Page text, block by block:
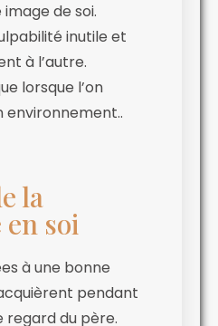
de soi.
inutile et
à l’autre.
lorsque l’on
environnement..
la
soi
à une bonne
pendant
regard du père.